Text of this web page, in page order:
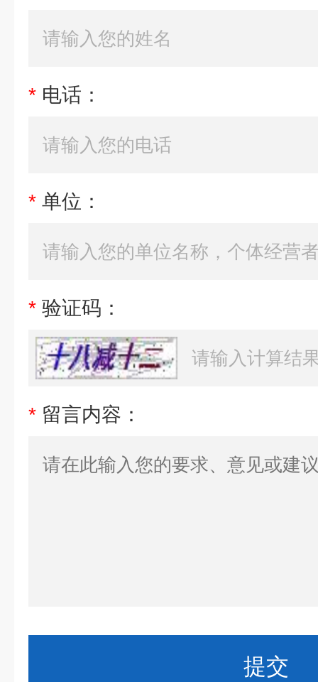
* 电话：
* 单位：
* 验证码：
* 留言内容：